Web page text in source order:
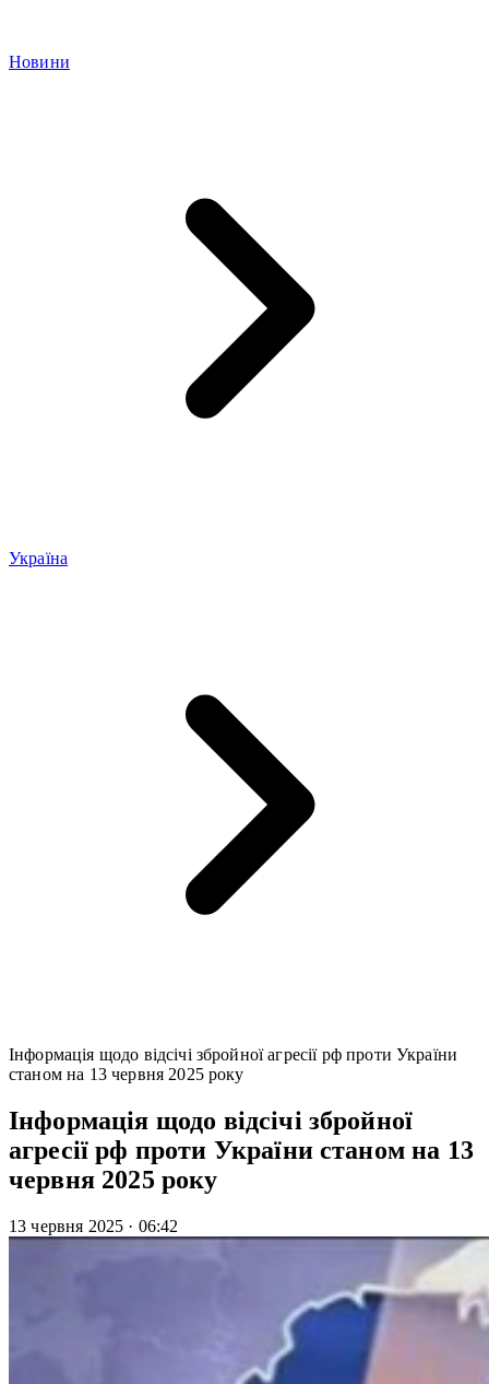
Новини
Україна
Інформація щодо відсічі збройної агресії рф проти України
станом на 13 червня 2025 року
Інформація щодо відсічі збройної
агресії рф проти України станом на 13
червня 2025 року
13 червня 2025 · 06:42